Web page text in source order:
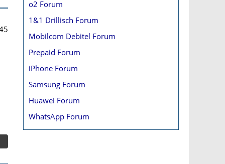
o2 Forum
1&1 Drillisch Forum
Mobilcom Debitel Forum
Prepaid Forum
iPhone Forum
Samsung Forum
Huawei Forum
WhatsApp Forum